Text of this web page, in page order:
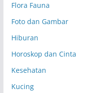
Flora Fauna
Foto dan Gambar
Hiburan
Horoskop dan Cinta
Kesehatan
Kucing